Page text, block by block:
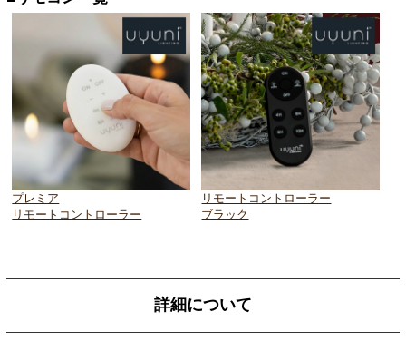
プレミア
リモートコントローラー
リモートコントローラー
ブラック
詳細について